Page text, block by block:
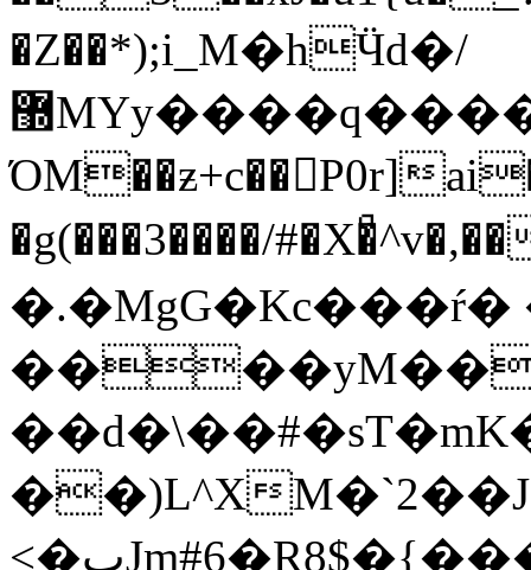
�Z��*);i_M�hӴd�/
޽MYy
ΌM��ƶ+c��P0r]
�g(���3����/
�.�MgG�Kc���ŕ�
��)L^X
<�بJm#6�R8$�{���PÒk��H-